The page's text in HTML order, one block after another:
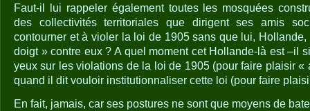
Faut-il lui rappeler également toutes les mosquées
des collectivités territoriales que dirigent ses amis
contourner et à violer la loi de 1905 sans que lui, Hollande,
doigt » contre eux ? A quel moment cet Hollande-là est –il
yeux sur les violations de la loi de 1905 (pour faire plaisir «
quand il dit vouloir institutionnaliser cette loi (pour faire
En fait, jamais, car ses postures ne sont que moyens de